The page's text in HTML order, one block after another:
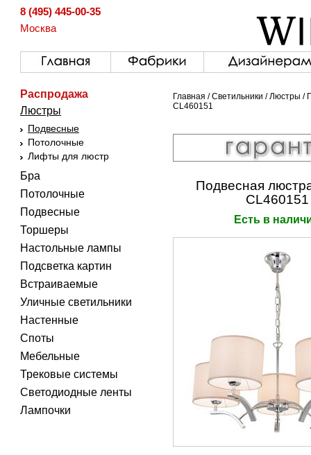
8 (495) 445-00-35
Москва
Распродажа
Люстры
Подвесные
Потолочные
Лифты для люстр
Бра
Потолочные
Подвесные
Торшеры
Настольные лампы
Подсветка картин
Встраиваемые
Уличные светильники
Настенные
Споты
Мебельные
Трековые системы
Светодиодные ленты
Лампочки
Главная /Светильники /Люстры /
CL460151
Подвесная
CL460151
Есть в